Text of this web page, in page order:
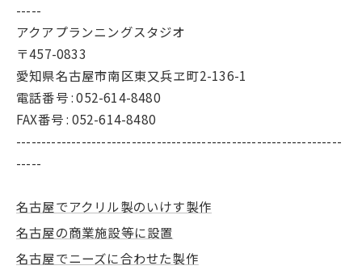
-----
アクアプランニングスタジオ
〒457-0833
愛知県名古屋市南区東又兵ヱ町2-136-1
電話番号 : 052-614-8480
FAX番号 : 052-614-8480
-----------------------------------------------------------------
-----
名古屋でアクリル製のいけす製作
名古屋の商業施設等に設置
名古屋でニーズに合わせた製作